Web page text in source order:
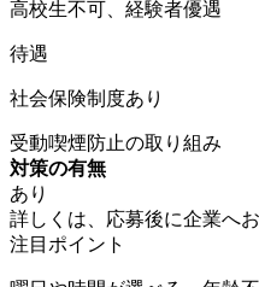
高校生不可、経験者優遇
待遇
社会保険制度あり
受動喫煙防止の取り組み
対策の有無
あり
詳しくは、応募後に企業へ
注目ポイント